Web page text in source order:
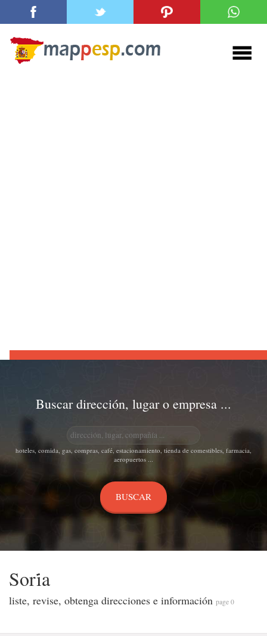
Buscar dirección, lugar o empresa ...
hoteles, comida, gas, compras, café, estacionamiento, tienda de comestibles, farmacia,
aeropuertos ...
Sori̇a
liste, revise, obtenga direcciones e información page 0